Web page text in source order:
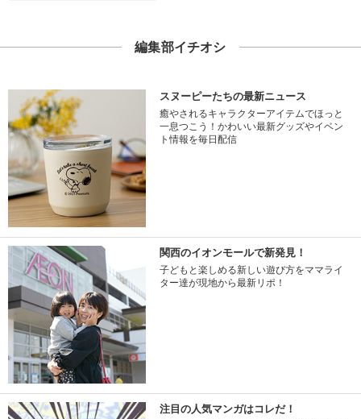
編集部イチオシ
スヌーピーたちの最新ニュース
癒やされるキャラクターアイテムでほっと
一息つこう！かわいい最新グッズやイベン
ト情報を毎日配信
関西のイオンモールで新発見！
子どもと楽しめる新しい遊び方をママライ
ター達が現地から最新リポ！
注目の人気マンガはコレだ！